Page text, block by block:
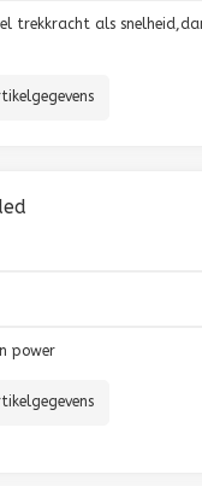
trekkracht als
power